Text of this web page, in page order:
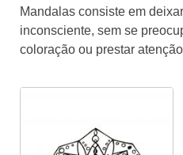
Mandalas consiste em
inconsciente, sem se
coloração ou prestar